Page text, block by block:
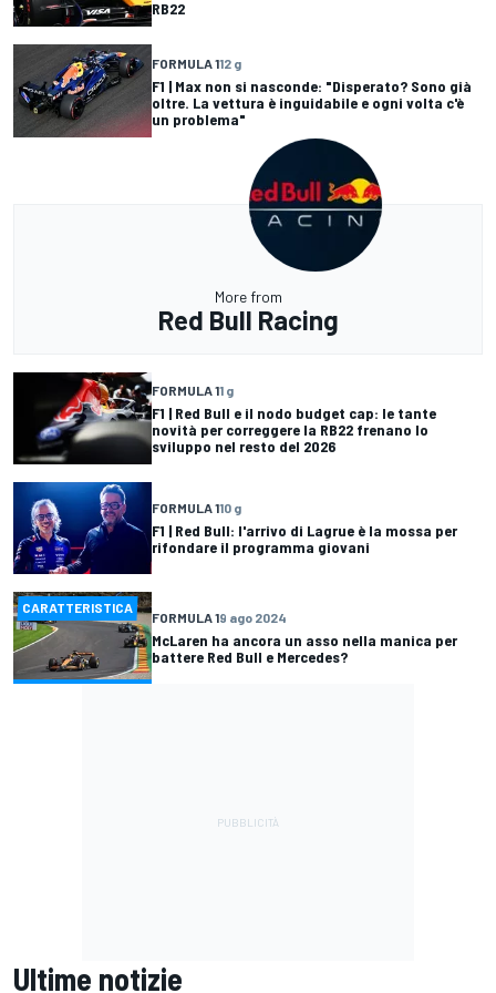
RB22
FORMULA 112 g
F1 | Max non si nasconde: "Disperato? Sono già
oltre. La vettura è inguidabile e ogni volta c'è
un problema"
More from
Red Bull Racing
FORMULA 11 g
F1 | Red Bull e il nodo budget cap: le tante
novità per correggere la RB22 frenano lo
sviluppo nel resto del 2026
FORMULA 110 g
F1 | Red Bull: l'arrivo di Lagrue è la mossa per
rifondare il programma giovani
CARATTERISTICA
FORMULA 19 ago 2024
McLaren ha ancora un asso nella manica per
battere Red Bull e Mercedes?
Ultime notizie